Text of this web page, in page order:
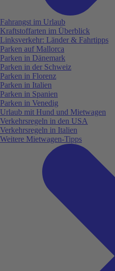
Fahrangst im Urlaub
Kraftstoffarten im Überblick
Linksverkehr: Länder & Fahrtipps
Parken auf Mallorca
Parken in Dänemark
Parken in der Schweiz
Parken in Florenz
Parken in Italien
Parken in Spanien
Parken in Venedig
Urlaub mit Hund und Mietwagen
Verkehrsregeln in den USA
Verkehrsregeln in Italien
Weitere Mietwagen-Tipps